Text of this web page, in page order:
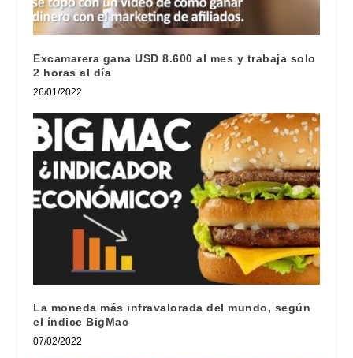
Excamarera gana USD 8.600 al mes y trabaja solo
2 horas al día
26/01/2022
La moneda más infravalorada del mundo, según
el índice BigMac
07/02/2022